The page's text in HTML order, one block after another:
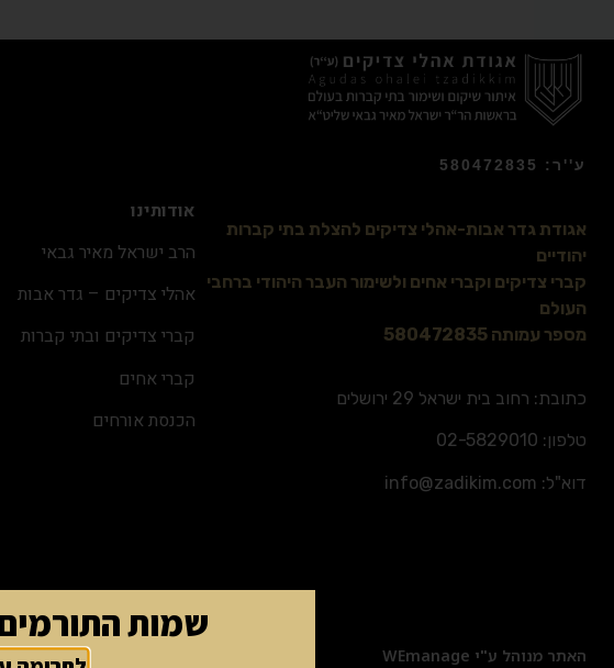
ע''ר: 580472835
אגודת גדר אבות-אהלי צדיקים להצלת בתי קברות
יהודיים
קברי צדיקים וקברי אחים ולשימור העבר היהודי ברחבי
העולם
מספר עמותה 580472835
כתובת: רחוב בית ישראל 29 ירושלים
טלפון: 02-5829010
דוא"ל: info@zadikim.com
האתר מנוהל ע"י WEmanage
אודותינו
הרב ישראל מאיר גבאי
אהלי צדיקים – גדר אבות
קברי צדיקים ובתי קברות
קברי אחים
הכנסת אורחים
שמות התורמים